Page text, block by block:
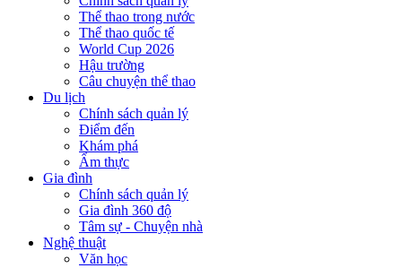
Thể thao trong nước
Thể thao quốc tế
World Cup 2026
Hậu trường
Câu chuyện thể thao
Du lịch
Chính sách quản lý
Điểm đến
Khám phá
Ẩm thực
Gia đình
Chính sách quản lý
Gia đình 360 độ
Tâm sự - Chuyện nhà
Nghệ thuật
Văn học